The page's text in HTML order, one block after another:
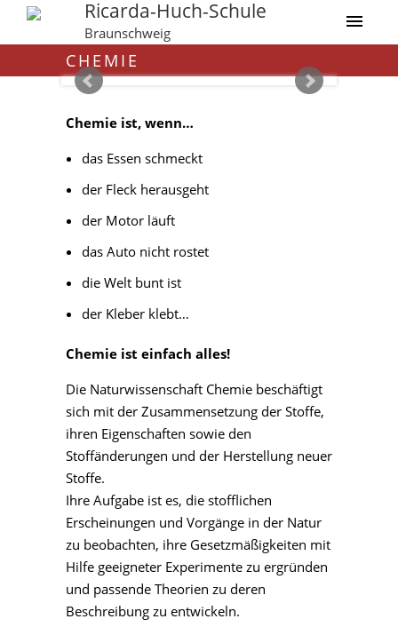
Ricarda-Huch-Schule
Braunschweig
CHEMIE
Chemie ist, wenn…
das Essen schmeckt
der Fleck herausgeht
der Motor läuft
das Auto nicht rostet
die Welt bunt ist
der Kleber klebt…
Chemie ist einfach alles!
Die Naturwissenschaft Chemie beschäftigt
sich mit der Zusammensetzung der Stoffe,
ihren Eigenschaften sowie den
Stoffänderungen und der Herstellung neuer
Stoffe.
Ihre Aufgabe ist es, die stofflichen
Erscheinungen und Vorgänge in der Natur
zu beobachten, ihre Gesetzmäßigkeiten mit
Hilfe geeigneter Experimente zu ergründen
und passende Theorien zu deren
Beschreibung zu entwickeln.